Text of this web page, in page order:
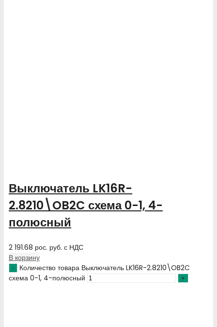
Выключатель LK16R-
2.8210\OB2C схема 0-1, 4-
полюсный
2 191.68 рос. руб. с НДС
В корзину
Количество товара Выключатель LK16R-2.8210\OB2C
схема 0-1, 4-полюсный